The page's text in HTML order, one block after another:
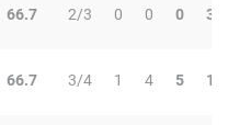
66.7 2/3 0 0 0 3
66.7 3/4 1 4 5 1